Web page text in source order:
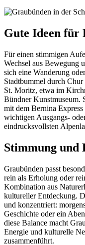
Gute Ideen für
Für einen stimmigen
Wechsel aus Bewegung
sich eine Wanderung
Stadtbummel durch
St. Moritz, etwa im
Bündner Kunstmuseum.
mit dem Bernina
wichtigen Ausgangs-
eindrucksvollsten
Stimmung und
Graubünden passt
rein als Erholung oder
Kombination aus
kultureller Entdeckung.
und konzentriert:
Geschichte oder ein
diese Balance macht
Energie und kulturelle
zusammenführt.